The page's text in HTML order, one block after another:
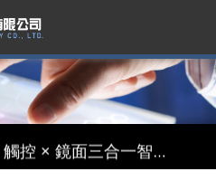
Capacitive Touch Panel developed by WAYTON
射式 TFT 液晶模組